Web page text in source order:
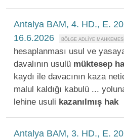
Antalya BAM, 4. HD., E.
16.6.2026
hesaplanması usul ve
davalının usulü müktesep
kaydı ile davacının kaza
malul kaldığı kabulü ...
lehine usuli kazanılmış hak
Antalya BAM, 3. HD., E.